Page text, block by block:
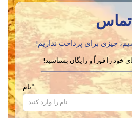
تماس
چیزی برای پرداخت نداریم!
خود را فوراً و رایگان بشناسید!
نام*